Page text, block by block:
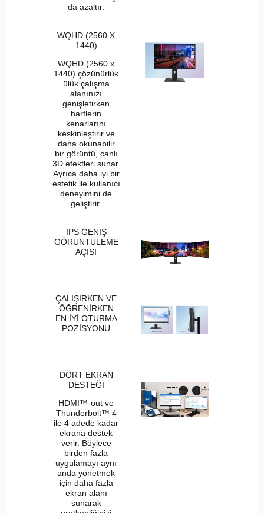
da azaltır.
WQHD (2560 X
1440)
WQHD (2560 x
1440) çözünürlük
ülük çalışma
alanınızı
genişletirken
harflerin
kenarlarını
keskinleştirir ve
daha okunabilir
bir görüntü, canlı
3D efektleri sunar.
Ayrıca daha iyi bir
estetik ile kullanıcı
deneyimini de
geliştirir.
IPS GENİŞ
GÖRÜNTÜLEME
AÇISI
ÇALIŞIRKEN VE
ÖĞRENİRKEN
EN İYİ OTURMA
POZİSYONU
DÖRT EKRAN
DESTEĞİ
HDMI™-out ve
Thunderbolt™ 4
ile 4 adede kadar
ekrana destek
verir. Böylece
birden fazla
uygulamayı aynı
anda yönetmek
için daha fazla
ekran alanı
sunarak